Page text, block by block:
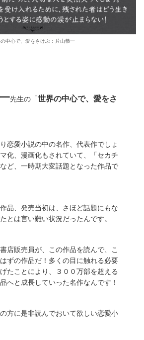
中心で、愛をさけぶ：片山恭一
一先生の「世界の中心で、愛をさ
恋愛小説の中の名作、代表作でしょ
化、漫画化もされていて、「セカチ
ど、一時期大変話題となった作品で
品、発売当初は、さほど話題にもな
とは言い難い状況だったんです。
店販売員が、この作品を読んで、こ
ずの作品だ！多くの目に触れる必要
たことにより、３００万部を超える
へと成長していった名作なんです！
方に是非読んでおいて欲しい恋愛小